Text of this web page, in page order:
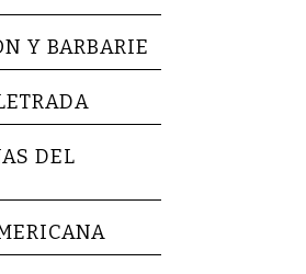
Y BARBARIE
DEL